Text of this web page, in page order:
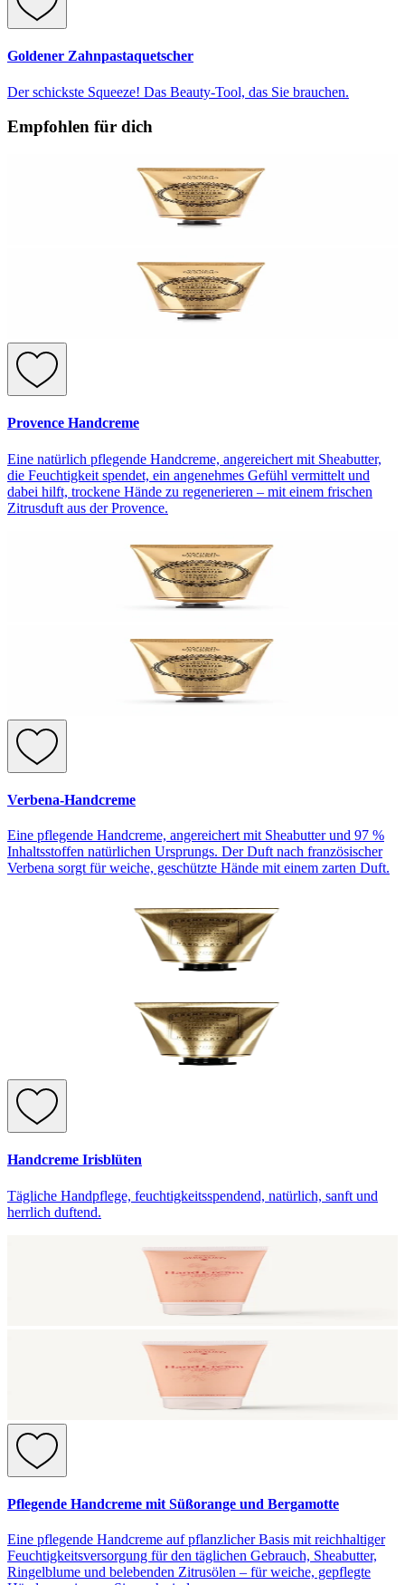
Goldener Zahnpastaquetscher
Der schickste Squeeze! Das Beauty-Tool, das Sie brauchen.
Empfohlen für dich
Provence Handcreme
Eine natürlich pflegende Handcreme, angereichert mit Sheabutter,
die Feuchtigkeit spendet, ein angenehmes Gefühl vermittelt und
dabei hilft, trockene Hände zu regenerieren – mit einem frischen
Zitrusduft aus der Provence.
Verbena-Handcreme
Eine pflegende Handcreme, angereichert mit Sheabutter und 97 %
Inhaltsstoffen natürlichen Ursprungs. Der Duft nach französischer
Verbena sorgt für weiche, geschützte Hände mit einem zarten Duft.
Handcreme Irisblüten
Tägliche Handpflege, feuchtigkeitsspendend, natürlich, sanft und
herrlich duftend.
Pflegende Handcreme mit Süßorange und Bergamotte
Eine pflegende Handcreme auf pflanzlicher Basis mit reichhaltiger
Feuchtigkeitsversorgung für den täglichen Gebrauch, Sheabutter,
Ringelblume und belebenden Zitrusölen – für weiche, gepflegte